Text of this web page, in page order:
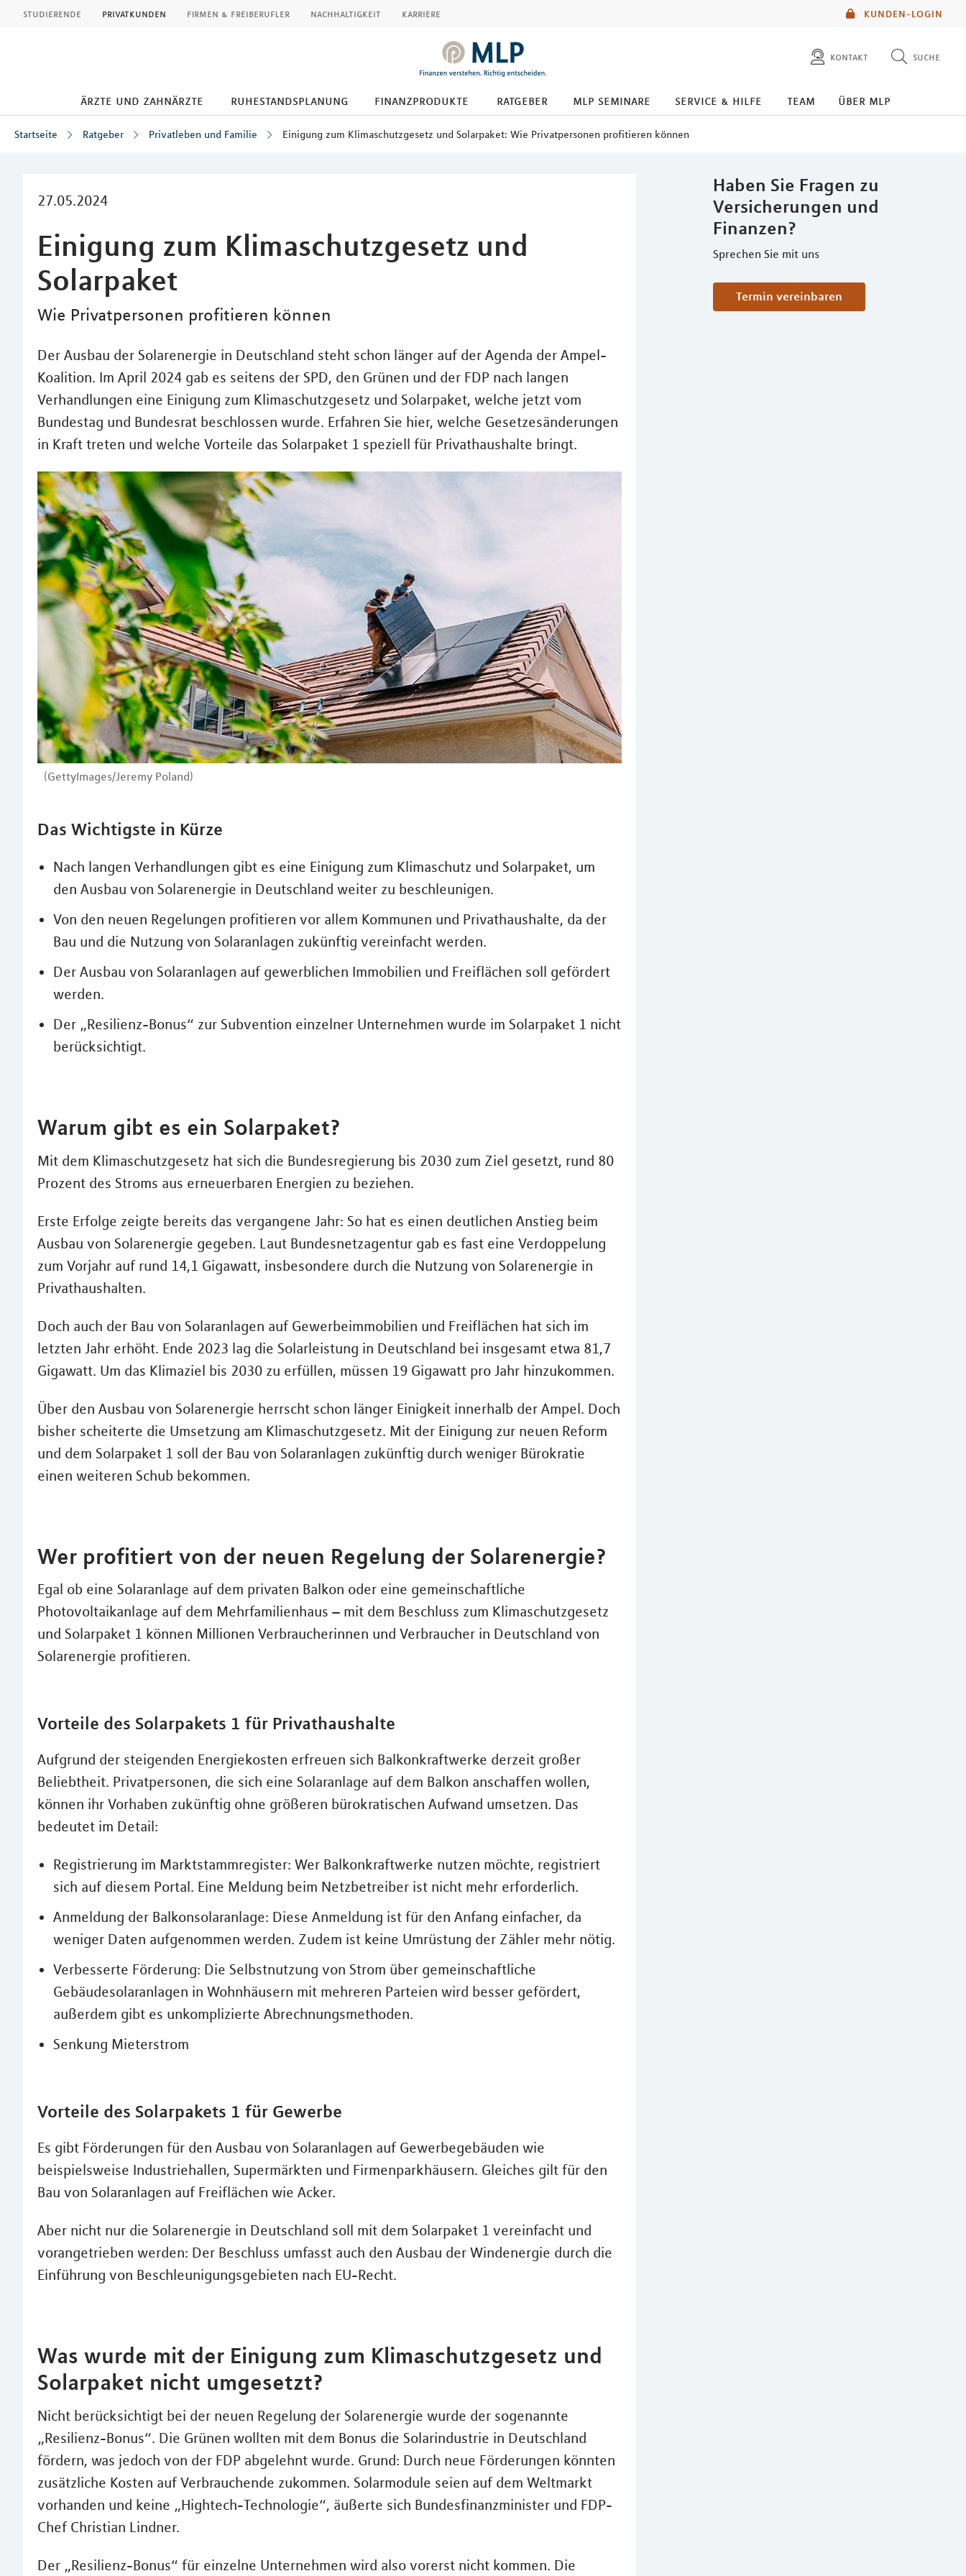
KUNDEN-LOGIN
studierende privatkunden firmen & freiberufler nachhaltigkeit karriere
kontakt suche
diese website durchsuchen
ärzte und zahnärzte ruhestandsplanung finanzprodukte ratgeber mlp seminare service & hilfe team über mlp
Startseite Ratgeber Privatleben und Familie Einigung zum Klimaschutzgesetz und Solarpaket: Wie Privatpersonen profitieren können
27.05.2024
Einigung zum Klimaschutzgesetz und
Solarpaket
Wie Privatpersonen profitieren können
Der Ausbau der Solarenergie in Deutschland steht schon länger auf der Agenda der Ampel-
Koalition. Im April 2024 gab es seitens der SPD, den Grünen und der FDP nach langen
Verhandlungen eine Einigung zum Klimaschutzgesetz und Solarpaket, welche jetzt vom
Bundestag und Bundesrat beschlossen wurde. Erfahren Sie hier, welche Gesetzesänderungen
in Kraft treten und welche Vorteile das Solarpaket 1 speziell für Privathaushalte bringt.
(GettyImages/Jeremy Poland)
Haben Sie Fragen zu
Versicherungen und
Finanzen?
Sprechen Sie mit uns
Termin vereinbaren
Das Wichtigste in Kürze
Nach langen Verhandlungen gibt es eine Einigung zum Klimaschutz und Solarpaket, um
den Ausbau von Solarenergie in Deutschland weiter zu beschleunigen.
Von den neuen Regelungen profitieren vor allem Kommunen und Privathaushalte, da der
Bau und die Nutzung von Solaranlagen zukünftig vereinfacht werden.
Der Ausbau von Solaranlagen auf gewerblichen Immobilien und Freiflächen soll gefördert
werden.
Der „Resilienz-Bonus“ zur Subvention einzelner Unternehmen wurde im Solarpaket 1 nicht
berücksichtigt.
Warum gibt es ein Solarpaket?
Mit dem Klimaschutzgesetz hat sich die Bundesregierung bis 2030 zum Ziel gesetzt, rund 80
Prozent des Stroms aus erneuerbaren Energien zu beziehen.
Erste Erfolge zeigte bereits das vergangene Jahr: So hat es einen deutlichen Anstieg beim
Ausbau von Solarenergie gegeben. Laut Bundesnetzagentur gab es fast eine Verdoppelung
zum Vorjahr auf rund 14,1 Gigawatt, insbesondere durch die Nutzung von Solarenergie in
Privathaushalten.
Doch auch der Bau von Solaranlagen auf Gewerbeimmobilien und Freiflächen hat sich im
letzten Jahr erhöht. Ende 2023 lag die Solarleistung in Deutschland bei insgesamt etwa 81,7
Gigawatt. Um das Klimaziel bis 2030 zu erfüllen, müssen 19 Gigawatt pro Jahr hinzukommen.
Über den Ausbau von Solarenergie herrscht schon länger Einigkeit innerhalb der Ampel. Doch
bisher scheiterte die Umsetzung am Klimaschutzgesetz. Mit der Einigung zur neuen Reform
und dem Solarpaket 1 soll der Bau von Solaranlagen zukünftig durch weniger Bürokratie
einen weiteren Schub bekommen.
Wer profitiert von der neuen Regelung der Solarenergie?
Egal ob eine Solaranlage auf dem privaten Balkon oder eine gemeinschaftliche
Photovoltaikanlage auf dem Mehrfamilienhaus – mit dem Beschluss zum Klimaschutzgesetz
und Solarpaket 1 können Millionen Verbraucherinnen und Verbraucher in Deutschland von
Solarenergie profitieren.
Vorteile des Solarpakets 1 für Privathaushalte
Aufgrund der steigenden Energiekosten erfreuen sich Balkonkraftwerke derzeit großer
Beliebtheit. Privatpersonen, die sich eine Solaranlage auf dem Balkon anschaffen wollen,
können ihr Vorhaben zukünftig ohne größeren bürokratischen Aufwand umsetzen. Das
bedeutet im Detail:
Registrierung im Marktstammregister: Wer Balkonkraftwerke nutzen möchte, registriert
sich auf diesem Portal. Eine Meldung beim Netzbetreiber ist nicht mehr erforderlich.
Anmeldung der Balkonsolaranlage: Diese Anmeldung ist für den Anfang einfacher, da
weniger Daten aufgenommen werden. Zudem ist keine Umrüstung der Zähler mehr nötig.
Verbesserte Förderung: Die Selbstnutzung von Strom über gemeinschaftliche
Gebäudesolaranlagen in Wohnhäusern mit mehreren Parteien wird besser gefördert,
außerdem gibt es unkomplizierte Abrechnungsmethoden.
Senkung Mieterstrom
Vorteile des Solarpakets 1 für Gewerbe
Es gibt Förderungen für den Ausbau von Solaranlagen auf Gewerbegebäuden wie
beispielsweise Industriehallen, Supermärkten und Firmenparkhäusern. Gleiches gilt für den
Bau von Solaranlagen auf Freiflächen wie Acker.
Aber nicht nur die Solarenergie in Deutschland soll mit dem Solarpaket 1 vereinfacht und
vorangetrieben werden: Der Beschluss umfasst auch den Ausbau der Windenergie durch die
Einführung von Beschleunigungsgebieten nach EU-Recht.
Was wurde mit der Einigung zum Klimaschutzgesetz und
Solarpaket nicht umgesetzt?
Nicht berücksichtigt bei der neuen Regelung der Solarenergie wurde der sogenannte
„Resilienz-Bonus“. Die Grünen wollten mit dem Bonus die Solarindustrie in Deutschland
fördern, was jedoch von der FDP abgelehnt wurde. Grund: Durch neue Förderungen könnten
zusätzliche Kosten auf Verbrauchende zukommen. Solarmodule seien auf dem Weltmarkt
vorhanden und keine „Hightech-Technologie“, äußerte sich Bundesfinanzminister und FDP-
Chef Christian Lindner.
Der „Resilienz-Bonus“ für einzelne Unternehmen wird also vorerst nicht kommen. Die